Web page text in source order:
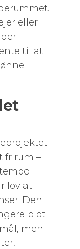
eller
til at
frirum –
lov at
Den
blot
men